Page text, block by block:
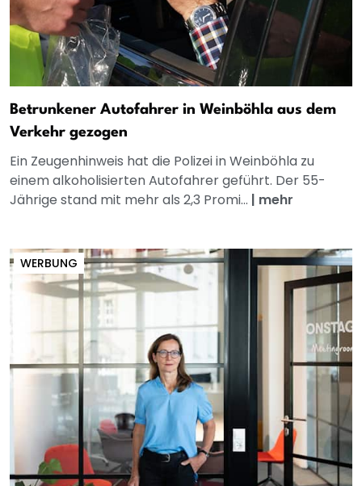
Betrunkener Autofahrer in Weinböhla aus dem
Verkehr gezogen
Ein Zeugenhinweis hat die Polizei in Weinböhla zu
einem alkoholisierten Autofahrer geführt. Der 55-
Jährige stand mit mehr als 2,3 Promi... | mehr
WERBUNG